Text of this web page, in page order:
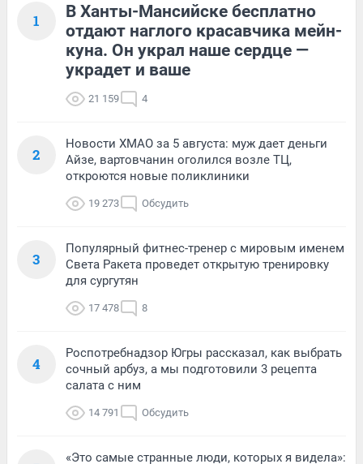
1
В Ханты-Мансийске бесплатно
отдают наглого красавчика мейн-
куна. Он украл наше сердце —
украдет и ваше
21 159 4
2
Новости ХМАО за 5 августа: муж дает деньги
Айзе, вартовчанин оголился возле ТЦ,
откроются новые поликлиники
19 273 Обсудить
3
Популярный фитнес-тренер с мировым именем
Света Ракета проведет открытую тренировку
для сургутян
17 478 8
4
Роспотребнадзор Югры рассказал, как выбрать
сочный арбуз, а мы подготовили 3 рецепта
салата с ним
14 791 Обсудить
«Это самые странные люди, которых я видела»: